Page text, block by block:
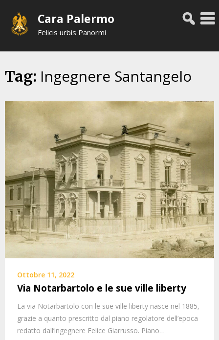
content
Cara Palermo
Felicis urbis Panormi
Tag: Ingegnere Santangelo
Ottobre 11, 2022
Via Notarbartolo e le sue ville liberty
La via Notarbartolo con le sue ville liberty nasce nel 1885,
grazie a quanto prescritto dal piano regolatore dell’epoca
redatto dall’ingegnere Felice Giarrusso. Piano…